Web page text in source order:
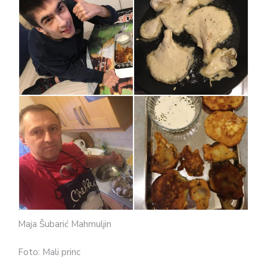
Maja Šubarić Mahmuljin
Foto: Mali princ